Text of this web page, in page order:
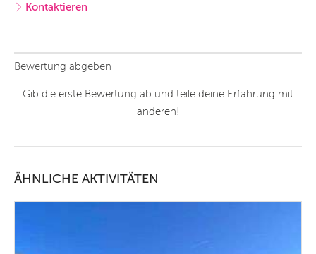
Kontaktieren
Bewertung abgeben
Gib die erste Bewertung ab und teile deine Erfahrung mit
anderen!
ÄHNLICHE AKTIVITÄTEN